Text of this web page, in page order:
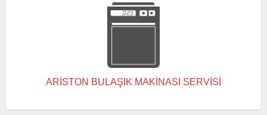
ARISTON BULAŞIK MAKINASI SERVISI